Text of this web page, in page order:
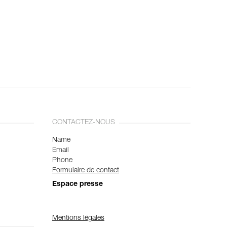
CONTACTEZ-NOUS
Name
Email
Phone
Formulaire de contact
Espace presse
Mentions légales